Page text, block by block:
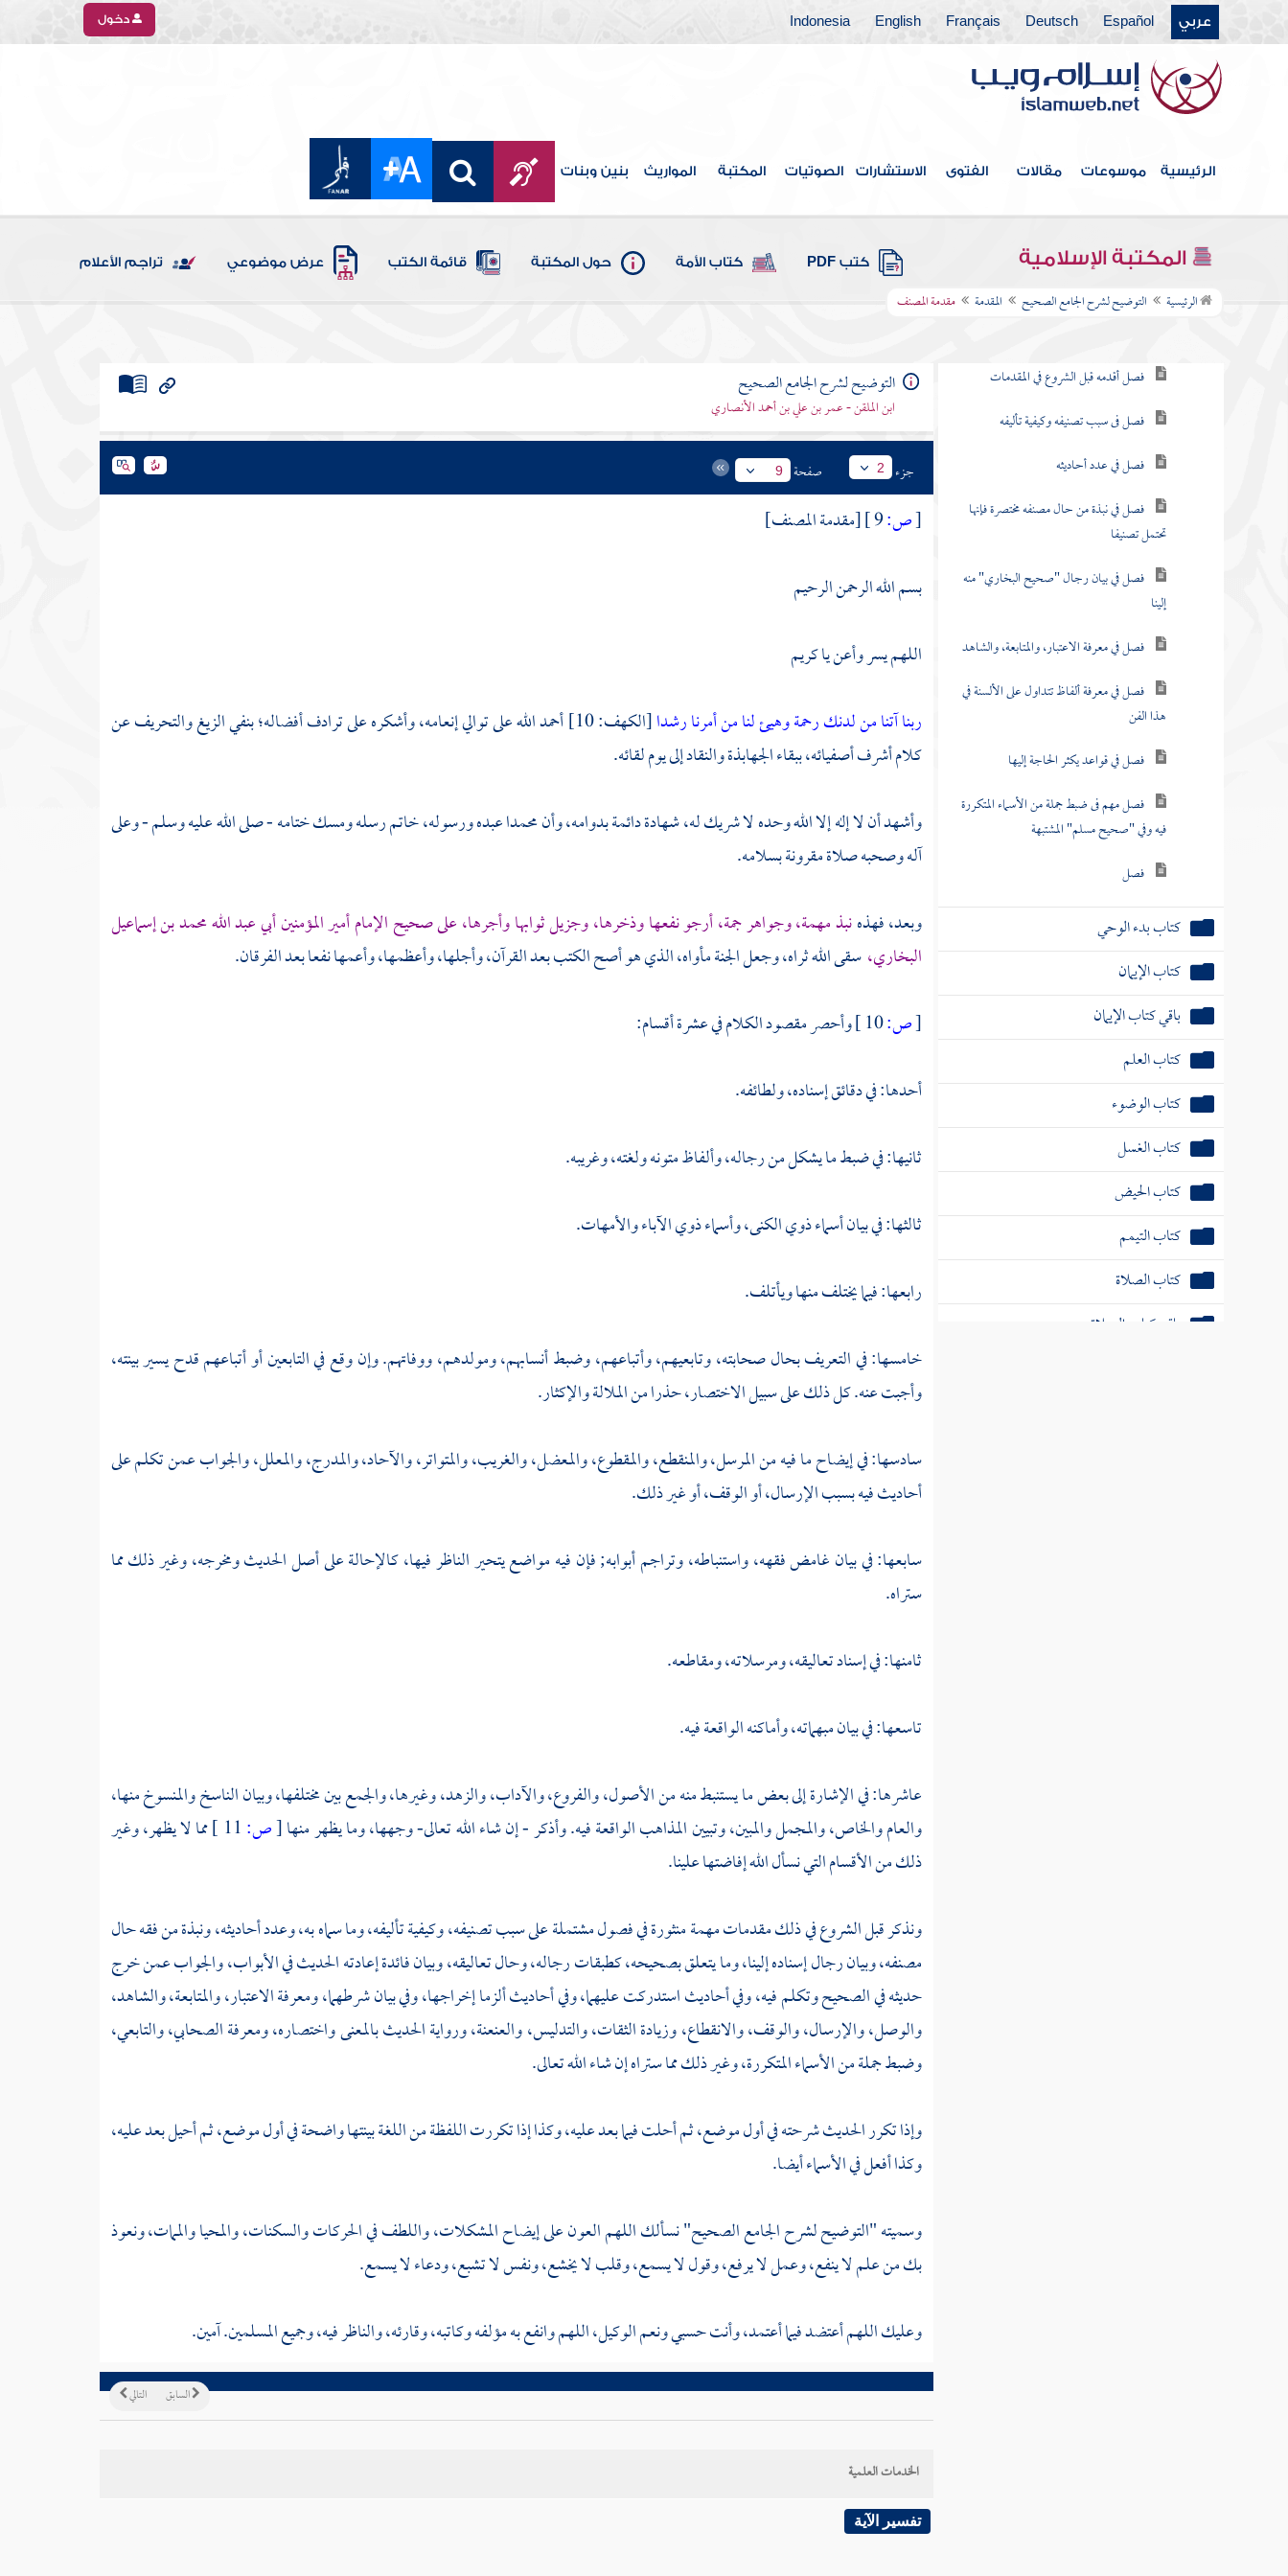
عربي Español
Deutsch
Français
English
Indonesia دخول
الرئيسية موسوعات مقالات الفتوى الاستشارات الصوتيات المكتبة المواريث بنين وبنات
المكتبة الإسلامية كتب PDF كتاب الأمة حول المكتبة قائمة الكتب عرض موضوعي تراجم الأعلام
الرئيسية التوضيح لشرح الجامع الصحيح المقدمة مقدمة المصنف
فهرس الكتاب
المقدمة
فصل أقدمه قبل الشروع في المقدمات
فصل فى سبب تصنيفه وكيفية تأليفه
فصل في عدد أحاديثه
فصل في نبذة من حال مصنفه مختصرة فإنها
تحتمل تصنيفا
فصل في بيان رجال "صحيح البخاري" منه
إلينا
فصل في معرفة الاعتبار، والمتابعة، والشاهد
فصل في معرفة ألفاظ تتداول على الألسنة في
هذا الفن
فصل في قواعد يكثر الحاجة إليها
فصل مهم فى ضبط جملة من الأسماء المتكررة
فيه وفي "صحيح مسلم" المشتبهة
فصل
كتاب بدء الوحي
كتاب الإيمان
باقي كتاب الإيمان
كتاب العلم
كتاب الوضوء
كتاب الغسل
كتاب الحيض
كتاب التيمم
كتاب الصلاة
باقي كتاب الصلاة
التوضيح لشرح الجامع الصحيح
ابن الملقن - عمر بن علي بن أحمد الأنصاري
جزء 2 صفحة 9
[ص:
[مقدمة المصنف]
بسم الله الرحمن الرحيم
اللهم يسر وأعن يا كريم
ربنا آتنا من لدنك رحمة وهيئ لنا من أمرنا رشدا
[الكهف: 10] أحمد الله على توالي إنعامه، وأشكره على ترادف أفضاله؛ بنفي الزيغ والتحريف عن
كلام أشرف أصفيائه، ببقاء الجهابذة والنقاد إلى يوم لقائه.
وأشهد أن لا إله إلا الله وحده لا شريك له، شهادة دائمة بدوامه، وأنمحمداعبده ورسوله، خاتم رسله ومسك ختامه - صلى الله عليه وسلم - وعلى
آله وصحبه صلاة مقرونة بسلامه.
وبعد، فهذهنبذ مهمة، وجواهر جمة، أرجو نفعها وذخرها، وجزيل ثوابها وأجرها، على صحيح الإمام أمير المؤمنينأبي عبد الله محمد بن إسماعيل
البخاري،سقى الله ثراه، وجعل الجنة مأواه، الذي هو أصح الكتب بعد القرآن، وأجلها، وأعظمها، وأعمها نفعا بعد الفرقان.
[ص:
وأحصر مقصود الكلام في عشرة أقسام:
أحدها: في دقائق إسناده، ولطائفه.
ثانيها: في ضبط ما يشكل من رجاله، وألفاظ متونه ولغته، وغريبه.
ثالثها: في بيان أسماء ذوي الكنى، وأسماء ذوي الآباء والأمهات.
رابعها: فيما يختلف منها ويأتلف.
خامسها: في التعريف بحال صحابته، وتابعيهم، وأتباعهم، وضبط أنسابهم، ومولدهم، ووفاتهم. وإن وقع في التابعين أو أتباعهم قدح يسير بينته،
وأجبت عنه. كل ذلك على سبيل الاختصار، حذرا من الملالة والإكثار.
سادسها: في إيضاح ما فيه من المرسل، والمنقطع، والمقطوع، والمعضل، والغريب، والمتواتر، والآحاد، والمدرج، والمعلل، والجواب عمن تكلم على
أحاديث فيه بسبب الإرسال، أو الوقف، أو غير ذلك.
سابعها: في بيان غامض فقهه، واستنباطه، وتراجم أبوابه; فإن فيه مواضع يتحير الناظر فيها، كالإحالة على أصل الحديث ومخرجه، وغير ذلك مما
ستراه.
ثامنها: في إسناد تعاليقه، ومرسلاته، ومقاطعه.
تاسعها: في بيان مبهماته، وأماكنه الواقعة فيه.
عاشرها: في الإشارة إلى بعض ما يستنبط منه من الأصول، والفروع، والآداب، والزهد، وغيرها، والجمع بين مختلفها، وبيان الناسخ والمنسوخ منها،
والعام والخاص، والمجمل والمبين، وتبيين المذاهب الواقعة فيه. وأذكر - إن شاء الله تعالى- وجهها، وما يظهر منها[ص:
مما لا يظهر، وغير
ذلك من الأقسام التي نسأل الله إفاضتها علينا.
ونذكر قبل الشروع في ذلك مقدمات مهمة منثورة في فصول مشتملة على سبب تصنيفه، وكيفية تأليفه، وما سماه به، وعدد أحاديثه، ونبذة من فقه حال
مصنفه، وبيان رجال إسناده إلينا، وما يتعلق بصحيحه، كطبقات رجاله، وحال تعاليقه، وبيان فائدة إعادته الحديث في الأبواب، والجواب عمن خرج
حديثه في الصحيح وتكلم فيه، وفي أحاديث استدركت عليهما، وفي أحاديث ألزما إخراجها، وفي بيان شرطهما، ومعرفة الاعتبار، والمتابعة، والشاهد،
والوصل، والإرسال، والوقف، والانقطاع، وزيادة الثقات، والتدليس، والعنعنة، ورواية الحديث بالمعنى واختصاره، ومعرفة الصحابي، والتابعي،
وضبط جملة من الأسماء المتكررة، وغير ذلك مما ستراه إن شاء الله تعالى.
وإذا تكرر الحديث شرحته في أول موضع، ثم أحلت فيما بعد عليه، وكذا إذا تكررت اللفظة من اللغة بينتها واضحة في أول موضع، ثم أحيل بعد عليه،
وكذا أفعل في الأسماء أيضا.
وسميته "التوضيح لشرح الجامع الصحيح" نسألك اللهم العون على إيضاح المشكلات، واللطف في الحركات والسكنات، والمحيا والممات، ونعوذ
بك من علم لا ينفع، وعمل لا يرفع، وقول لا يسمع، وقلب لا يخشع، ونفس لا تشبع، ودعاء لا يسمع.
وعليك اللهم أعتضد فيما أعتمد، وأنت حسبي ونعم الوكيل، اللهم وانفع به مؤلفه وكاتبه، وقارئه، والناظر فيه، وجميع المسلمين. آمين.
التالي السابق
الخدمات العلمية
تفسير الآية